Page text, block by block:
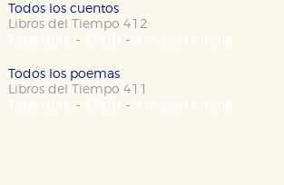
Todos los cuentos
Libros del Tiempo 412
- -
Todos los poemas
Libros del Tiempo 411
- -
nuestro sistema. Es posible hacerlo
navegador, pero en ese caso es
áreas de nuestra web dejen de
Cookies de rendimiento y analíticas
Estas cookies se utilizan para mejorar
de navegación y optimizar el